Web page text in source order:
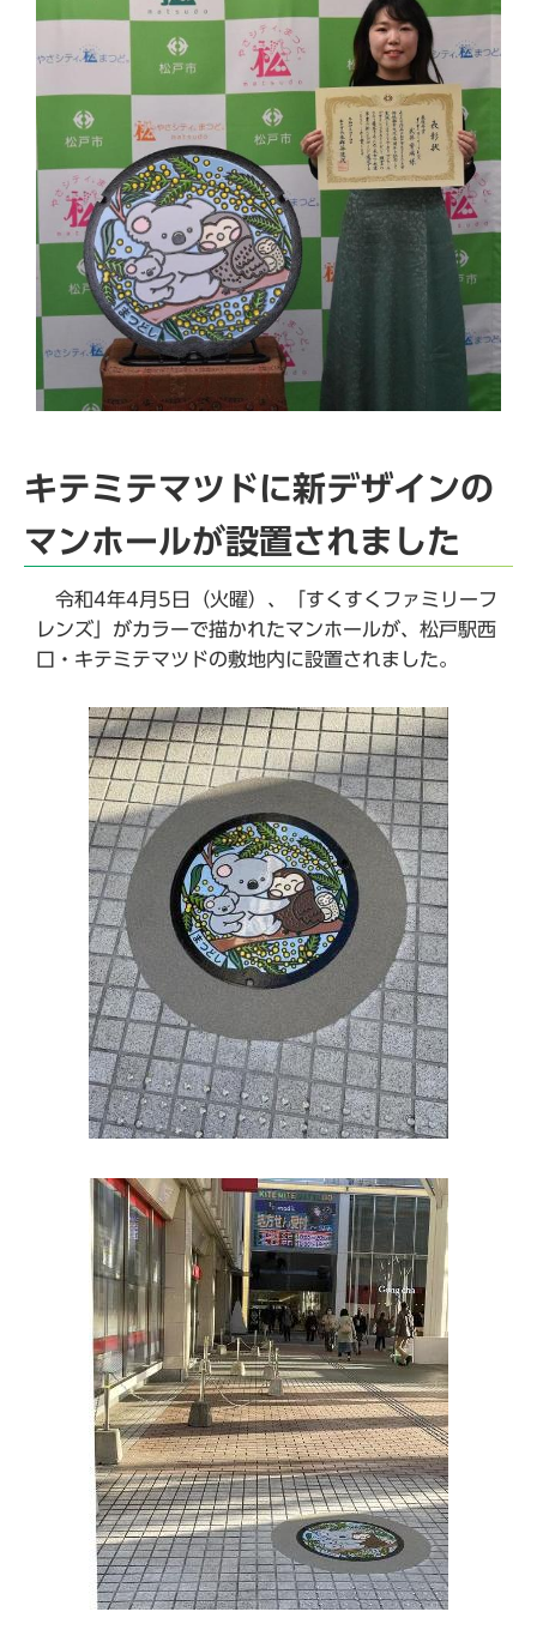
キテミテマツドに新デザインの
マンホールが設置されました
令和4年4月5日（火曜）、「すくすくファミリーフ
レンズ」がカラーで描かれたマンホールが、松戸駅西
口・キテミテマツドの敷地内に設置されました。